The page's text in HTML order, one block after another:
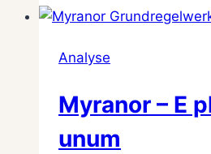
zu
der
Analyse
Myranor – E
unum